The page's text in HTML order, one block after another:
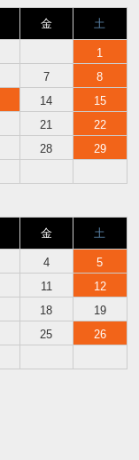
金 土
1
7
8
14
15
21
22
28
29
金 土
4
5
11
12
18
19
25
26